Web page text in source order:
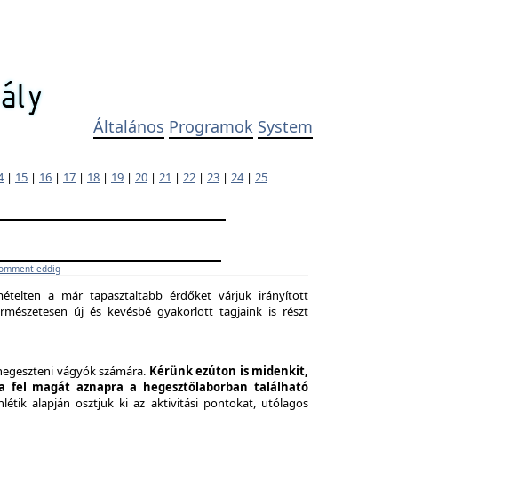
Általános Programok System
| 15 | 16 | 17 | 18 | 19 | 20 | 21 | 22 | 23 | 24| 25
eddig
a már tapasztaltabb érdőket várjuk irányított
új és kevésbé gyakorlott tagjaink is részt
vágyók számára. Kérünk ezúton is midenkit,
fel magát aznapra a hegesztőlaborban található
alapján osztjuk ki az aktivitási pontokat, utólagos